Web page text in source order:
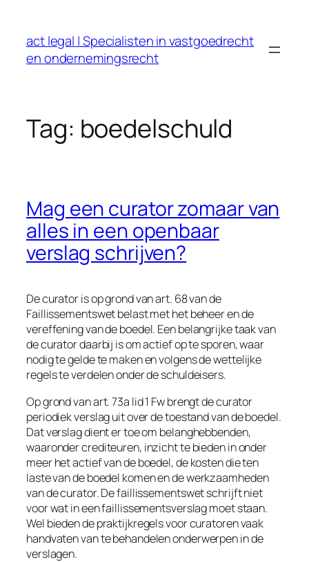
inhoud
act legal | Specialisten in vastgoedrecht
en ondernemingsrecht
Tag: boedelschuld
Mag een curator zomaar van
alles in een openbaar
verslag schrijven?
De curator is op grond van art. 68 van de
Faillissementswet belast met het beheer en de
vereffening van de boedel. Een belangrijke taak van
de curator daarbij is om actief op te sporen, waar
nodig te gelde te maken en volgens de wettelijke
regels te verdelen onder de schuldeisers.
Op grond van art. 73a lid 1 Fw brengt de curator
periodiek verslag uit over de toestand van de boedel.
Dat verslag dient er toe om belanghebbenden,
waaronder crediteuren, inzicht te bieden in onder
meer het actief van de boedel, de kosten die ten
laste van de boedel komen en de werkzaamheden
van de curator. De faillissementswet schrijft niet
voor wat in een faillissementsverslag moet staan.
Wel bieden de praktijkregels voor curatoren vaak
handvaten van te behandelen onderwerpen in de
verslagen.